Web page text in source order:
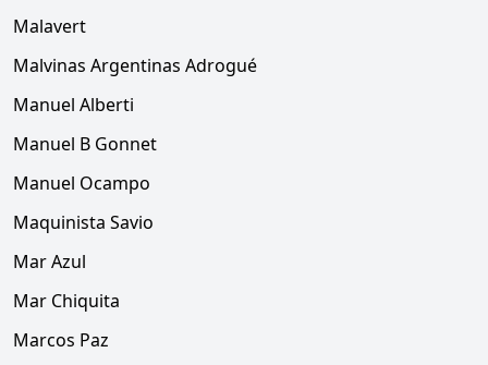
Malavert
Malvinas Argentinas Adrogué
Manuel Alberti
Manuel B Gonnet
Manuel Ocampo
Maquinista Savio
Mar Azul
Mar Chiquita
Marcos Paz